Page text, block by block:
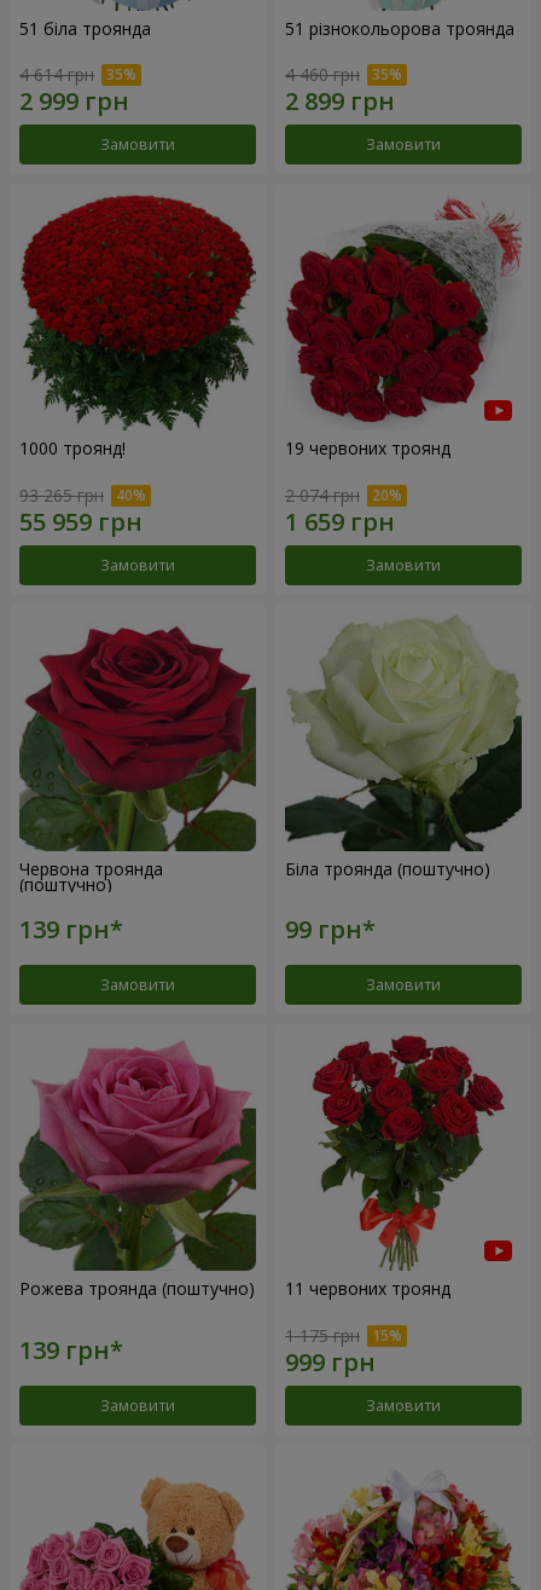
51 біла троянда
4 614 грн
Замовити
51 різнокольорова троянда
4 460 грн
Замовити
1000 троянд!
93 265 грн
Замовити
19 червоних троянд
2 074 грн
Замовити
Червона троянда
(поштучно)
Замовити
Біла троянда (поштучно)
Замовити
Рожева троянда (поштучно)
Замовити
11 червоних троянд
1 175 грн
Замовити